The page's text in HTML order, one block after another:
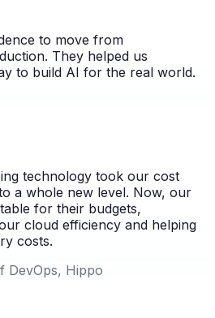
to move from
They helped us
to build AI for the real world.
technology took our cost
a whole new level. Now, our
for their budgets,
cloud efficiency and helping
costs.
DevOps, Hippo